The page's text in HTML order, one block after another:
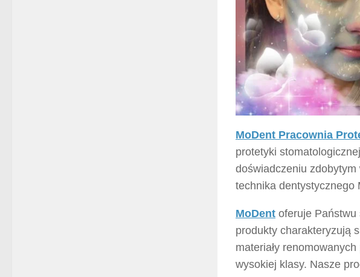
MoDent Pracownia
protetyki
doświadczeniu
technika dentystycznego
MoDent oferuje Państwu
produkty charakteryzują
materiały
wysokiej klasy. Nasze